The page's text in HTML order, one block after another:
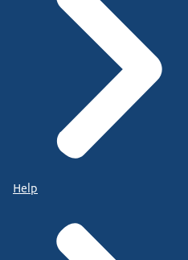
Help